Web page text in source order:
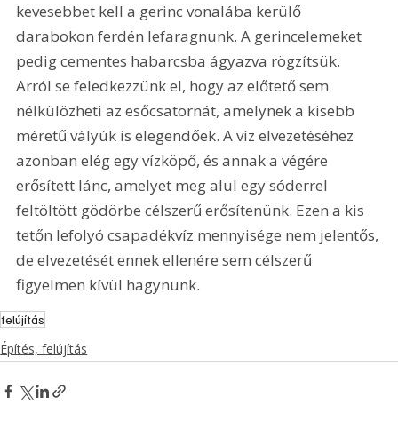
kevesebbet kell a gerinc vonalába kerülő
darabokon ferdén lefaragnunk. A gerincelemeket
pedig cementes habarcsba ágyazva rögzítsük.
Arról se feledkezzünk el, hogy az előtető sem
nélkülözheti az esőcsatornát, amelynek a kisebb
méretű vályúk is elegendőek. A víz elvezetéséhez
azonban elég egy vízköpő, és annak a végére
erősített lánc, amelyet meg alul egy sóderrel
feltöltött gödörbe célszerű erősítenünk. Ezen a kis
tetőn lefolyó csapadékvíz mennyisége nem jelentős,
de elvezetését ennek ellenére sem célszerű
figyelmen kívül hagynunk.
felújítás
Építés, felújítás